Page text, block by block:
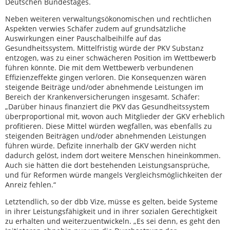
Neben weiteren verwaltungsökonomischen und rechtlichen
Aspekten verwies Schäfer zudem auf grundsätzliche
Auswirkungen einer Pauschalbeihilfe auf das
Gesundheitssystem. Mittelfristig würde der PKV Substanz
entzogen, was zu einer schwächeren Position im Wettbewerb
führen könnte. Die mit dem Wettbewerb verbundenen
Effizienzeffekte gingen verloren. Die Konsequenzen wären
steigende Beiträge und/oder abnehmende Leistungen im
Bereich der Krankenversicherungen insgesamt. Schäfer:
„Darüber hinaus finanziert die PKV das Gesundheitssystem
überproportional mit, wovon auch Mitglieder der GKV erheblich
profitieren. Diese Mittel würden wegfallen, was ebenfalls zu
steigenden Beiträgen und/oder abnehmenden Leistungen
führen würde. Defizite innerhalb der GKV werden nicht
dadurch gelöst, indem dort weitere Menschen hineinkommen.
Auch sie hätten die dort bestehenden Leistungsansprüche,
und für Reformen würde mangels Vergleichsmöglichkeiten der
Anreiz fehlen.“
Letztendlich, so der dbb Vize, müsse es gelten, beide Systeme
in ihrer Leistungsfähigkeit und in ihrer sozialen Gerechtigkeit
zu erhalten und weiterzuentwickeln. „Es sei denn, es geht den